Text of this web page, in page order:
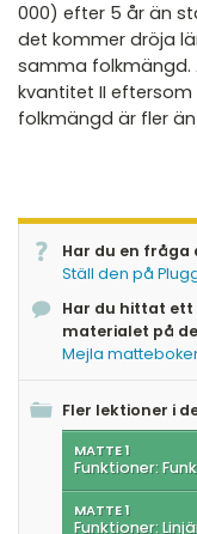
000) efter 5 år än
det kommer dröja
samma folkmängd.
kvantitet II
folkmängd är fler
Har du en fråga
Ställ den på
Har du hittat
materialet på
Mejla
Fler lektioner i
MATTE 1
Funktioner:
MATTE 1
Funktioner: